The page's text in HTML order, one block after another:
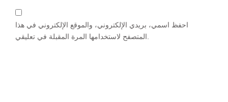
احفظ اسمي، بريدي الإلكتروني، والموقع الإلكتروني في هذا